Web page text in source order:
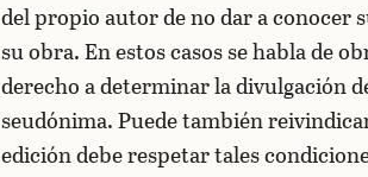
del propio autor de no dar a conocer
su obra. En estos casos se habla de
derecho a determinar la divulgación
seudónima. Puede también
edición debe respetar tales